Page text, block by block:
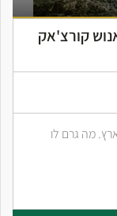
קורצ'אק
מה גרם לו